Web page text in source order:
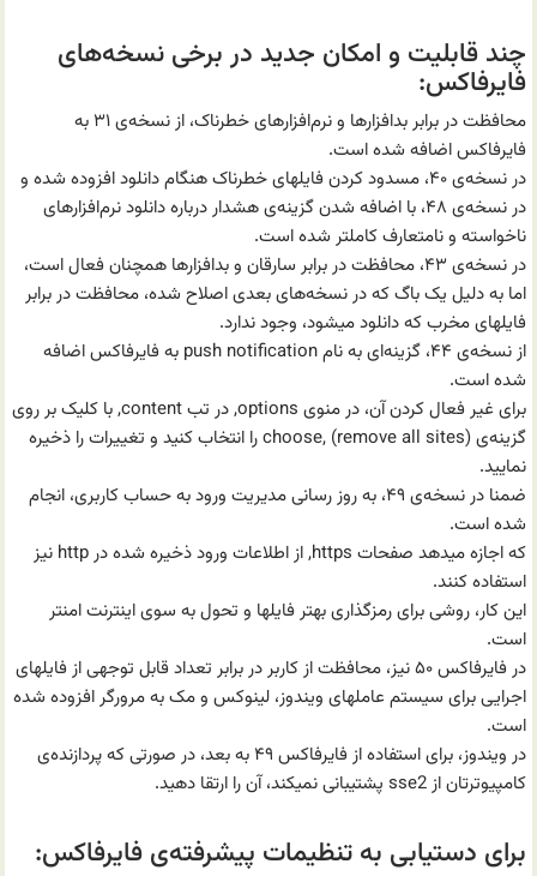
چند قابلیت و امکان جدید در برخی نسخه‌های
فایرفاکس:
محافظت در برابر بد‌افزارها و نرم‌افزارهای خطرناک، از نسخه‌ی ۳۱ به
فایرفاکس اضافه شده است.
در نسخه‌ی ۴۰، مسدود کردن فایلهای خطرناک هنگام دانلود افزوده شده و
در نسخه‌ی ۴۸، با اضافه شدن گزینه‌ی هشدار درباره دانلود نرم‌افزارهای
ناخواسته و نامتعارف کاملتر شده است.
در نسخه‌ی ۴۳، محافظت در برابر سارقان و بد‌افزارها همچنان فعال است،
اما به دلیل یک باگ که در نسخه‌های بعدی اصلاح شده، محافظت در برابر
فایلهای مخرب که دانلود میشود، وجود ندارد.
از نسخه‌ی ۴۴، گزینه‌ای به نام push notification به فایرفاکس اضافه
شده است.
برای غیر فعال کردن آن، در منوی options, در تب content, با کلیک بر روی
گزینه‌ی choose, (remove all sites) را انتخاب کنید و تغییرات را ذخیره
نمایید.
ضمنا در نسخه‌ی ۴۹، به روز رسانی مدیریت ورود به حساب کاربری، انجام
شده است.
که اجازه میدهد صفحات https, از اطلاعات ورود ذخیره شده در http نیز
استفاده کنند.
این کار، روشی برای رمزگذاری بهتر فایلها و تحول به سوی اینترنت امنتر
است.
در فایرفاکس ۵۰ نیز، محافظت از کاربر در برابر تعداد قابل توجهی از فایلهای
اجرایی برای سیستم عاملهای ویندوز، لینوکس و مک به مرورگر افزوده شده
است.
در ویندوز، برای استفاده از فایرفاکس ۴۹ به بعد، در صورتی که پردازنده‌ی
کامپیوترتان از sse2 پشتیبانی نمیکند، آن را ارتقا دهید.
برای دستیابی به تنظیمات پیشرفته‌ی فایرفاکس: